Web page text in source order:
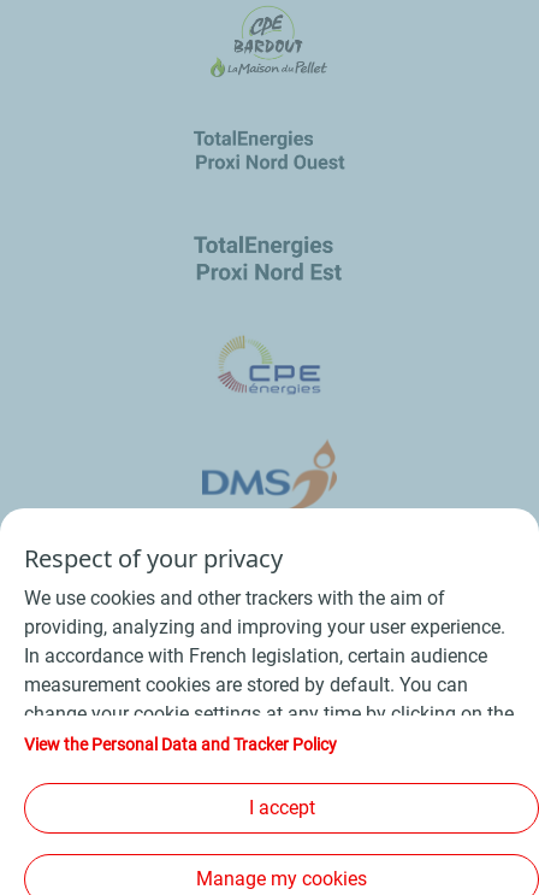
Conditions Générales de Vente Bois
Conditions Générales d’Utilisation
Cookies - Plan du site -
Respect of your privacy
We use cookies and other trackers with the aim of
providing, analyzing and improving your user experience.
In accordance with French legislation, certain audience
measurement cookies are stored by default. You can
change your cookie settings at any time by clicking on the
"Manage my cookies" button. By clicking on the "Accept"
device. If you click on "Decline", only the technical cookies
required for the site to function correctly will be used. For
more information, refer to the "Personal Data and Tracker
Policy" page.
View the Personal Data and Tracker Policy
I accept
Manage my cookies